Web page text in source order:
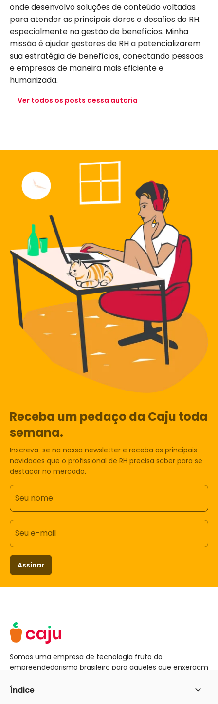
Índice
onde desenvolvo soluções de conteúdo voltadas
para atender as principais dores e desafios do RH,
especialmente na gestão de benefícios. Minha
missão é ajudar gestores de RH a potencializarem
sua estratégia de benefícios, conectando pessoas
e empresas de maneira mais eficiente e
humanizada.
Ver todos os posts dessa autoria
Receba um pedaço da Caju toda
semana.
Inscreva-se na nossa newsletter e receba as principais
novidades que o profissional de RH precisa saber para se
destacar no mercado.
Seu nome
Seu e-mail
Assinar
Somos uma empresa de tecnologia fruto do
empreendedorismo brasileiro para aqueles que enxergam
____________________________________ Empresa